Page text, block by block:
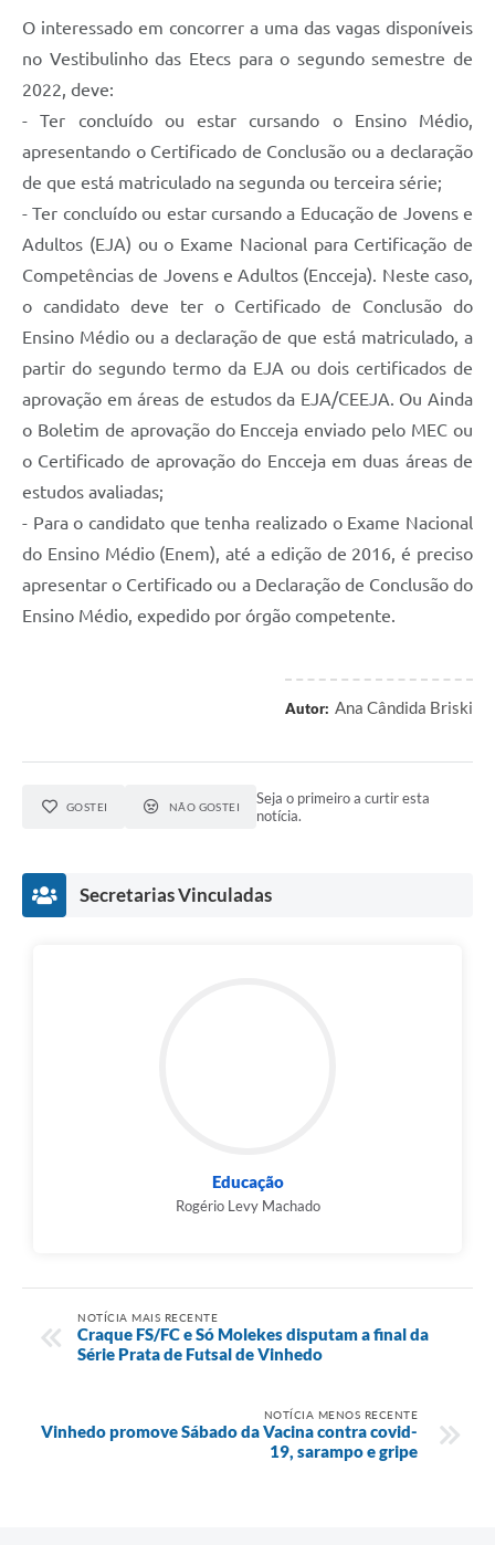
O interessado em concorrer a uma das vagas disponíveis
no Vestibulinho das Etecs para o segundo semestre de
2022, deve:
- Ter concluído ou estar cursando o Ensino Médio,
apresentando o Certificado de Conclusão ou a declaração
de que está matriculado na segunda ou terceira série;
- Ter concluído ou estar cursando a Educação de Jovens e
Adultos (EJA) ou o Exame Nacional para Certificação de
Competências de Jovens e Adultos (Encceja). Neste caso,
o candidato deve ter o Certificado de Conclusão do
Ensino Médio ou a declaração de que está matriculado, a
partir do segundo termo da EJA ou dois certificados de
aprovação em áreas de estudos da EJA/CEEJA. Ou Ainda
o Boletim de aprovação do Encceja enviado pelo MEC ou
o Certificado de aprovação do Encceja em duas áreas de
estudos avaliadas;
- Para o candidato que tenha realizado o Exame Nacional
do Ensino Médio (Enem), até a edição de 2016, é preciso
apresentar o Certificado ou a Declaração de Conclusão do
Ensino Médio, expedido por órgão competente.
Autor: Ana Cândida Briski
GOSTEI NÃO GOSTEI
Seja o primeiro a curtir esta
notícia.
Secretarias Vinculadas
Educação
Rogério Levy Machado
NOTÍCIA MAIS RECENTE
Craque FS/FC e Só Molekes disputam a final da
Série Prata de Futsal de Vinhedo
NOTÍCIA MENOS RECENTE
Vinhedo promove Sábado da Vacina contra covid-
19, sarampo e gripe